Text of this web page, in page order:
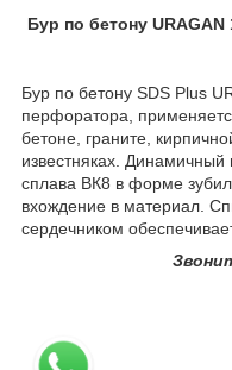
Бур по бетону URAGAN
Бур по бетону SDS Plus
перфоратора,
бетоне, граните,
известняках. Динамичный
сплава ВК8 в форме
вхождение в материал.
сердечником